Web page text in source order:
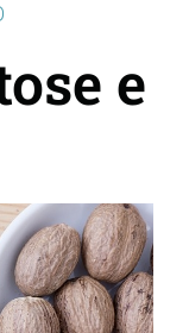
e